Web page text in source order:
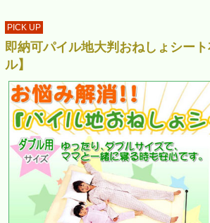
PICK UP
即納可パイル地大判おねしょシー
ル】